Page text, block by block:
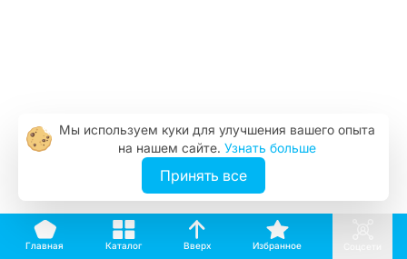
Главная Каталог Вверх Избранное
Мы используем куки для улучшения вашего опыта
на нашем сайте. Узнать больше
Принять все